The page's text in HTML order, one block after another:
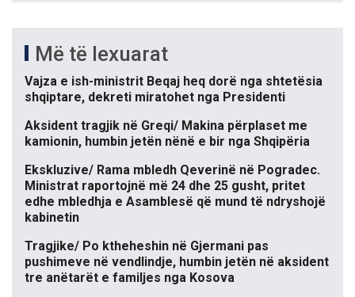
Më të lexuarat
Vajza e ish-ministrit Beqaj heq dorë nga shtetësia
shqiptare, dekreti miratohet nga Presidenti
Aksident tragjik në Greqi/ Makina përplaset me
kamionin, humbin jetën nënë e bir nga Shqipëria
Ekskluzive/ Rama mbledh Qeverinë në Pogradec.
Ministrat raportojnë më 24 dhe 25 gusht, pritet
edhe mbledhja e Asamblesë që mund të ndryshojë
kabinetin
Tragjike/ Po ktheheshin në Gjermani pas
pushimeve në vendlindje, humbin jetën në aksident
tre anëtarët e familjes nga Kosova